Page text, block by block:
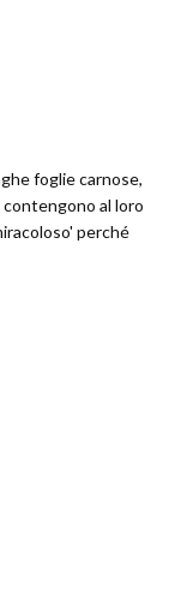
foglie carnose,
al loro
perché